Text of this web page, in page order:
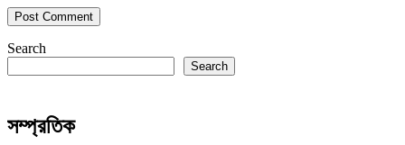
Search
Search
সম্প্রতিক